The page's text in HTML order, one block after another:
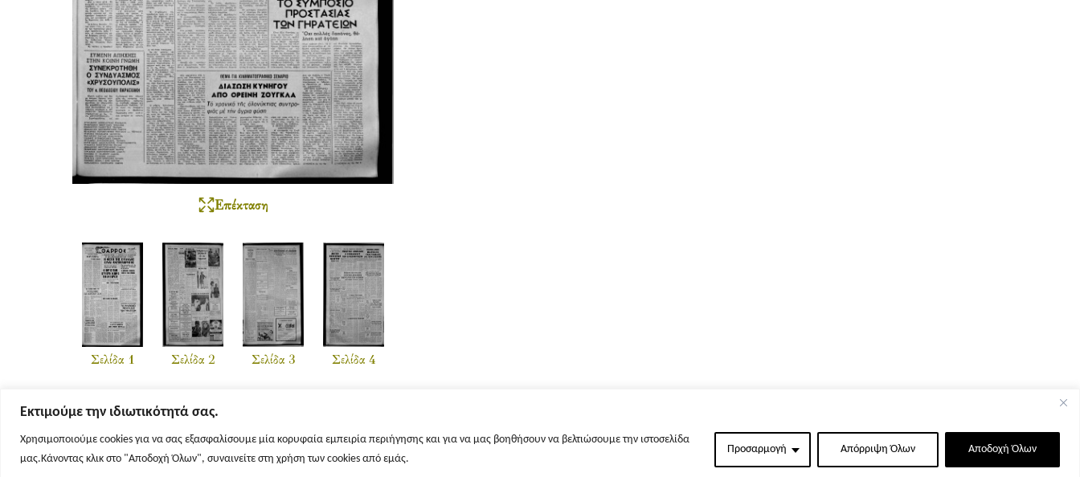
Εκτιμούμε την ιδιωτικότητά σας.
Χρησιμοποιούμε cookies για να σας εξασφαλίσουμε μία κορυφαία εμπειρία περιήγησης και για να μας βοηθήσουν να βελτιώσουμε την ιστοσελίδα
μας.Κάνοντας κλικ στο "Αποδοχή Όλων", συναινείτε στη χρήση των cookies από εμάς.
Προσαρμογή Απόρριψη Όλων Αποδοχή Όλων
Επέκταση
Σελίδα 1 Σελίδα 2 Σελίδα 3 Σελίδα 4